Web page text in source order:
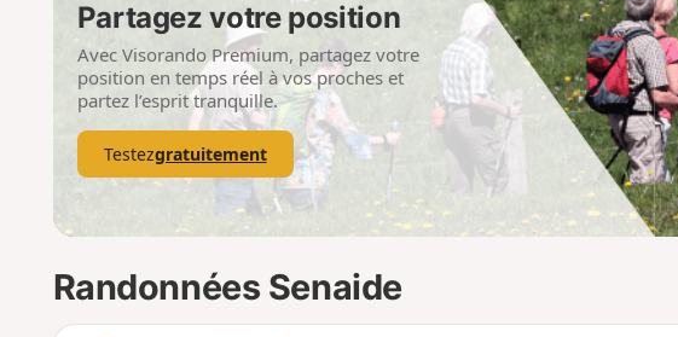
Partagez votre position
Avec Visorando Premium, partagez votre
position en temps réel à vos proches et
partez l’esprit tranquille.
Testezgratuitement
Randonnées Senaide